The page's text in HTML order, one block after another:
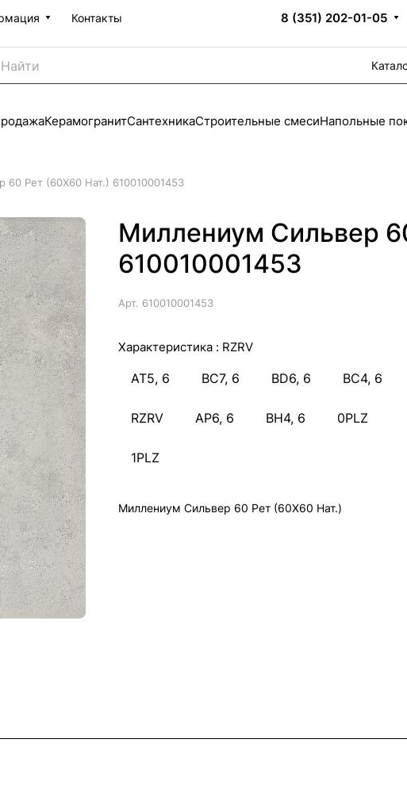
Контакты 8 (351) 202-01-05
КерамогранитСантехникаСтроительные смесиНапольные
Рет (60X60 Нат.) 610010001453
Миллениум Сильвер
610010001453
Арт. 610010001453
Характеристика : RZRV
АТ5, 6 BC7, 6 BD6, 6 BC4, 6
RZRV AP6, 6 BH4, 6 0PLZ
1PLZ
Миллениум Сильвер 60 Рет (60X60 Нат.)